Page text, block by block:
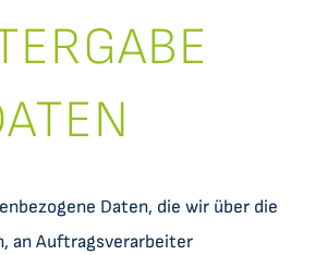
Daten, die wir über die
an Auftragsverarbeiter